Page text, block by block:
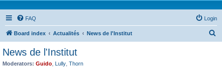
FAQ Login
Board index Actualités News de l'Institut
News de l'Institut
Moderators: Guido Lully Thorn